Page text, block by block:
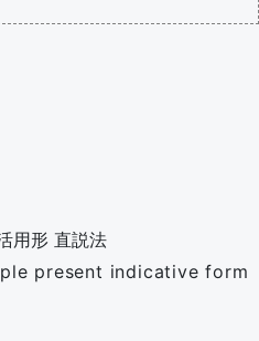
用形 直説法
present indicative form